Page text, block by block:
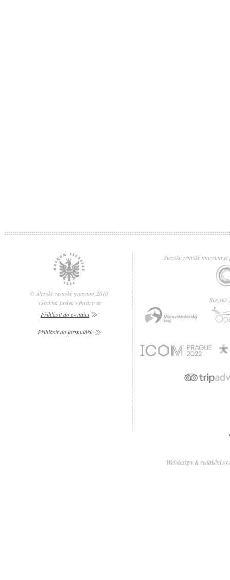
Slezské zemské muzeum
Slezské
© Slezské zemské muzeum 2010
Všechna práva vyhrazena
Přihlásit do e-mailu
Přihlásit do formulářů
Webdesign & redakční